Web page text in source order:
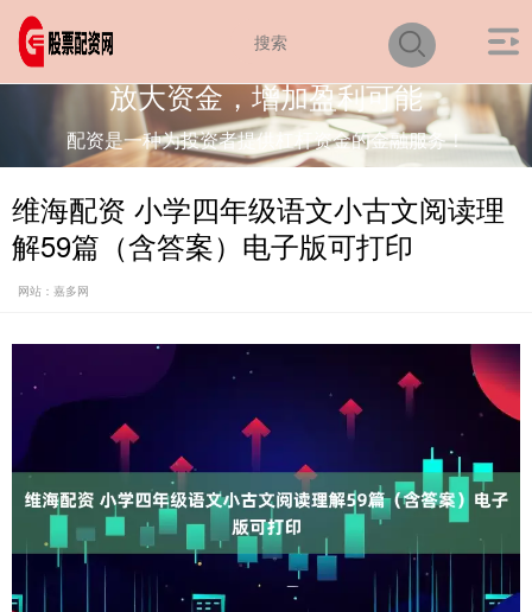
放大资金，增加盈利可能
配资是一种为投资者提供杠杆资金的金融服务！
维海配资 小学四年级语文小古文阅读理
解59篇（含答案）电子版可打印
网站：嘉多网